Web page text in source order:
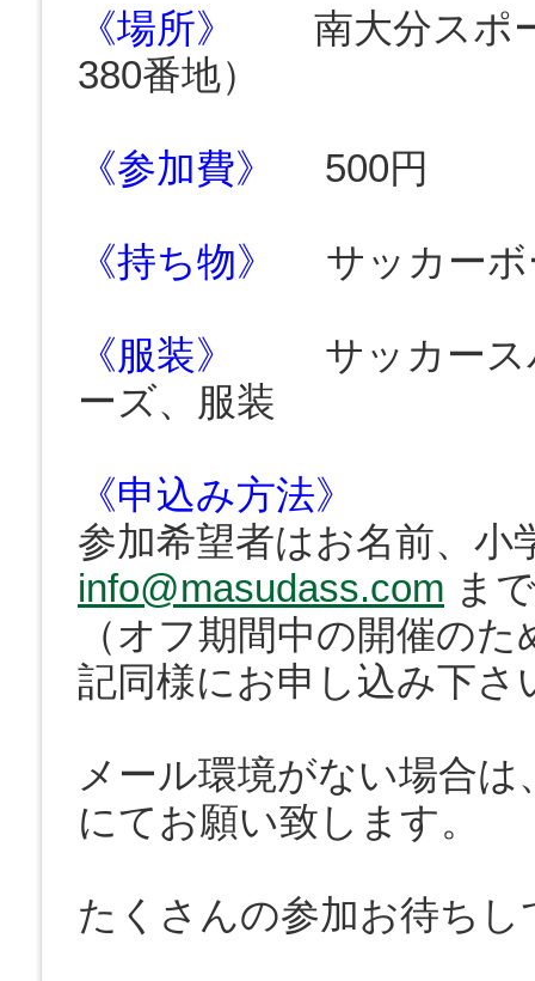
《場所》
南大分スポー
380番地）
《参加費》 500円
《持ち物》 サッカーボ
《服装》
サッカース
ーズ、服装
《申込み方法》
参加希望者はお名前、小
info@masudass.com ま
（オフ期間中の開催の
記同様にお申し込み下さ
メール環境がない場合
にてお願い致します。
たくさんの参加お待ち